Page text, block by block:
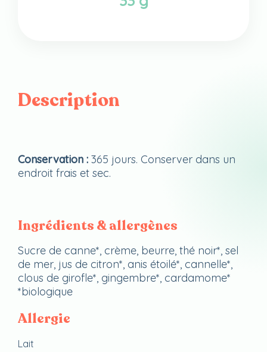
Description
Conservation : 365 jours. Conserver dans un
endroit frais et sec.
Ingrédients & allergènes
Sucre de canne*, crème, beurre, thé noir*, sel
de mer, jus de citron*, anis étoilé*, cannelle*,
clous de girofle*, gingembre*, cardamome*
*biologique
Allergie
Lait